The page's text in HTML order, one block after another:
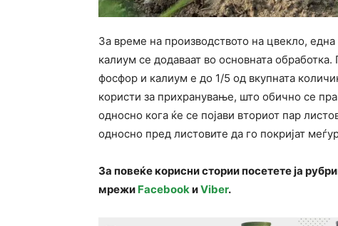
За време на производството на цвекло,
калиум се додаваат во основната
фосфор и калиум е до 1/5 од вкупната
користи за прихранување, што обично се
односно кога ќе се појави вториот пар
односно пред листовите да го покријат
За повеќе корисни стории посетете ја
мрежи FacebookиViber.